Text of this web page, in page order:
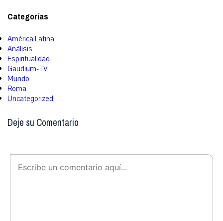
Categorías
América Latina
Análisis
Espiritualidad
Gaudium-TV
Mundo
Roma
Uncategorized
Deje su Comentario